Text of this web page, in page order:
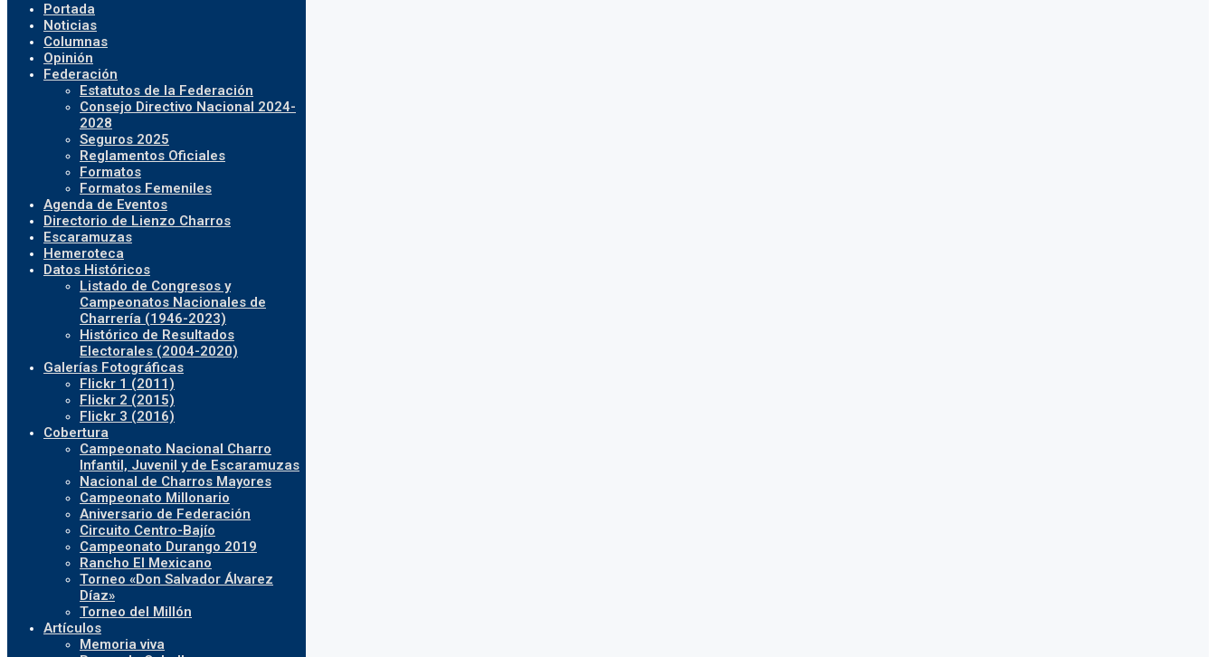
Portada
Noticias
Columnas
Opinión
Federación
Estatutos de la Federación
Consejo Directivo Nacional 2024-
2028
Seguros 2025
Reglamentos Oficiales
Formatos
Formatos Femeniles
Agenda de Eventos
Directorio de Lienzo Charros
Escaramuzas
Hemeroteca
Datos Históricos
Listado de Congresos y
Campeonatos Nacionales de
Charrería (1946-2023)
Histórico de Resultados
Electorales (2004-2020)
Galerías Fotográficas
Flickr 1 (2011)
Flickr 2 (2015)
Flickr 3 (2016)
Cobertura
Campeonato Nacional Charro
Infantil, Juvenil y de Escaramuzas
Nacional de Charros Mayores
Campeonato Millonario
Aniversario de Federación
Circuito Centro-Bajío
Campeonato Durango 2019
Rancho El Mexicano
Torneo «Don Salvador Álvarez
Díaz»
Torneo del Millón
Artículos
Memoria viva